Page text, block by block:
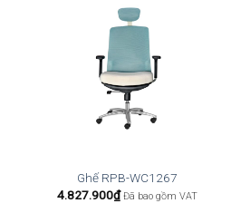
Ghế RPB-WC1267
4.827.900₫ Đã bao gồm VAT